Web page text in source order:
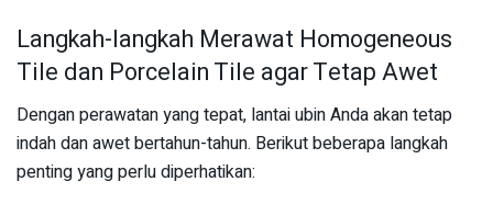
Langkah-langkah Merawat Homogeneous
Tile dan Porcelain Tile agar Tetap Awet
Dengan perawatan yang tepat, lantai ubin Anda akan tetap
indah dan awet bertahun-tahun. Berikut beberapa langkah
penting yang perlu diperhatikan: